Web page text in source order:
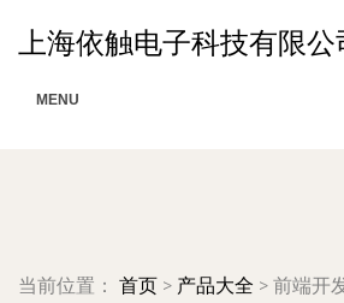
上海依触电子科技有限公
MENU
当前位置： 首页 > 产品大全 > 前端开